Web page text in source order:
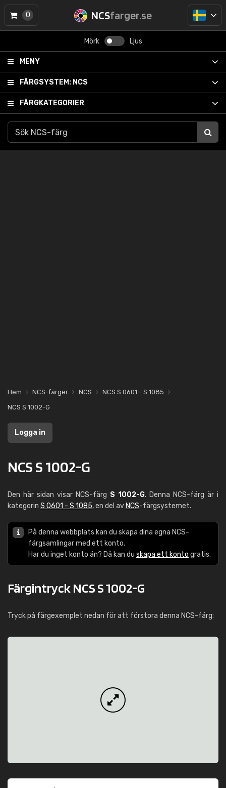
NCSfarger.se
Mörk Ljus
MENY
FÄRGSYSTEM: NCS
FÄRGKATEGORIER
0
Hem NCS-färger NCS
NCS S 0601 - S 1085
NCS S 1002-G
Logga in
NCS S 1002-G
Den här sidan visar NCS-färg S 1002-G. Denna NCS-färg är i
kategorin S 0601 - S 1085, en del av NCS-färgsystemet.
På denna webbplats kan du skapa dina egna NCS-
färgsamlingar med ett konto.
Har du inget konto än? Då kan du skapa ett konto gratis.
Färgintryck NCS S 1002-G
Tryck på färgexemplet nedan för att förstora denna NCS-färg: